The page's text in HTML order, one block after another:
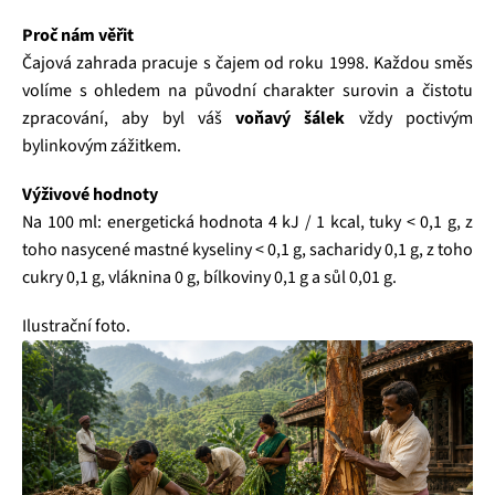
Proč nám věřit
Čajová zahrada pracuje s čajem od roku 1998. Každou směs
volíme s ohledem na původní charakter surovin a čistotu
zpracování, aby byl vášvoňavý šálek vždy poctivým
bylinkovým zážitkem.
Výživové hodnoty
Na 100 ml: energetická hodnota 4 kJ / 1 kcal, tuky < 0,1 g, z
toho nasycené mastné kyseliny < 0,1 g, sacharidy 0,1 g, z toho
cukry 0,1 g, vláknina 0 g, bílkoviny 0,1 g a sůl 0,01 g.
Ilustrační foto.